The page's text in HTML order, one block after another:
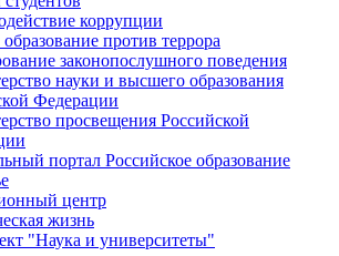
коррупции
против террора
законопослушного поведения
науки и высшего образования
Федерации
просвещения Российской
портал Российское образование
центр
жизнь
"Наука и университеты"